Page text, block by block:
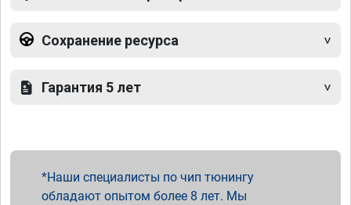
Сохранение ресурса
Гарантия 5 лет
Наши специалисты по чип тюнингу
обладают опытом более 8 лет. Мы